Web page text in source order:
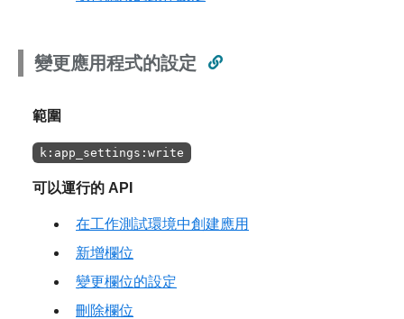
變更應用程式的設定
範圍
k:app_settings:write
可以運行的 API
在工作測試環境中創建應用
新增欄位
變更欄位的設定
刪除欄位